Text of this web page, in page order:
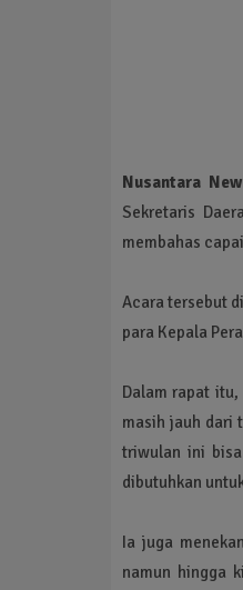
Nusantara
Sekretaris
membahas
Acara tersebut
para Kepala
Dalam rapat
masih jauh dari
triwulan ini
dibutuhkan
Ia juga
namun hingga